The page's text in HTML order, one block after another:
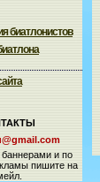
биатлонистов
и по
пишите на